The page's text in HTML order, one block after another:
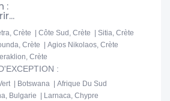
:
Crète Côte Sud, Crète
Sitia, Crète
Crète
Agios Nikolaos, Crète
Crète
:
Botswana
Afrique Du Sud
Bulgarie
Larnaca, Chypre